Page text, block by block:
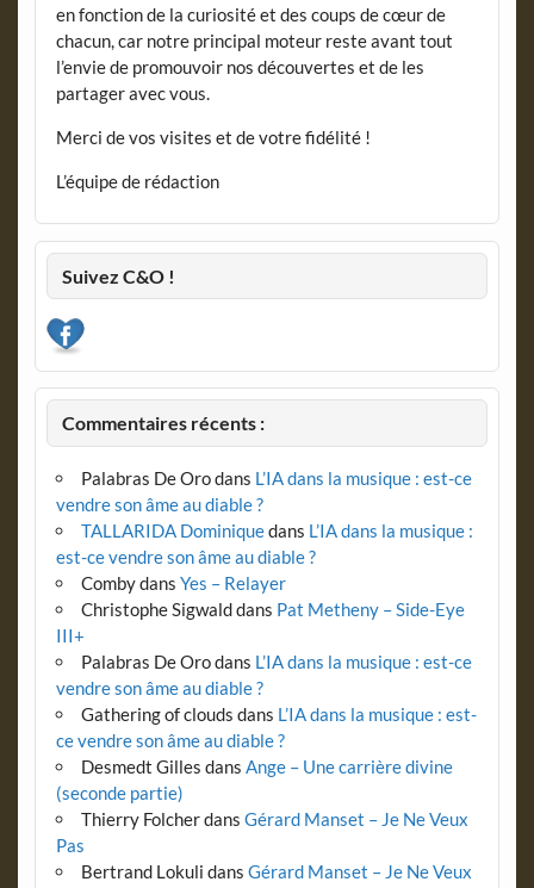
en fonction de la curiosité et des coups de cœur de
chacun, car notre principal moteur reste avant tout
l’envie de promouvoir nos découvertes et de les
partager avec vous.
Merci de vos visites et de votre fidélité !
L’équipe de rédaction
Suivez C&O !
Commentaires récents :
Palabras De Orodans L’IA dans la musique : est-ce
vendre son âme au diable ?
TALLARIDA Dominiquedans L’IA dans la musique :
est-ce vendre son âme au diable ?
Combydans Yes – Relayer
Christophe Sigwalddans Pat Metheny – Side-Eye
III+
Palabras De Orodans L’IA dans la musique : est-ce
vendre son âme au diable ?
Gathering of clouds dans L’IA dans la musique : est-
ce vendre son âme au diable ?
Desmedt Gilles dans Ange – Une carrière divine
(seconde partie)
Thierry Folcherdans Gérard Manset – Je Ne Veux
Pas
Bertrand Lokuli dans Gérard Manset – Je Ne Veux